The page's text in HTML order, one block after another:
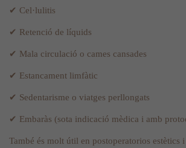
✔ Cel·lulitis
✔ Retenció de líquids
✔ Mala circulació o cames cansades
✔ Estancament limfàtic
✔ Sedentarisme o viatges perllongats
✔ Embaràs (sota indicació mèdica i amb
També és molt útil en postoperatorios estètics i